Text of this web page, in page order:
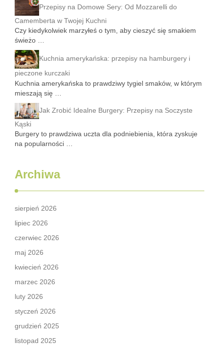
Przepisy na Domowe Sery: Od Mozzarelli do
Camemberta w Twojej Kuchni
Czy kiedykolwiek marzyłeś o tym, aby cieszyć się smakiem
świeżo …
Kuchnia amerykańska: przepisy na hamburgery i
pieczone kurczaki
Kuchnia amerykańska to prawdziwy tygiel smaków, w którym
mieszają się …
Jak Zrobić Idealne Burgery: Przepisy na Soczyste
Kąski
Burgery to prawdziwa uczta dla podniebienia, która zyskuje
na popularności …
Archiwa
sierpień 2026
lipiec 2026
czerwiec 2026
maj 2026
kwiecień 2026
marzec 2026
luty 2026
styczeń 2026
grudzień 2025
listopad 2025